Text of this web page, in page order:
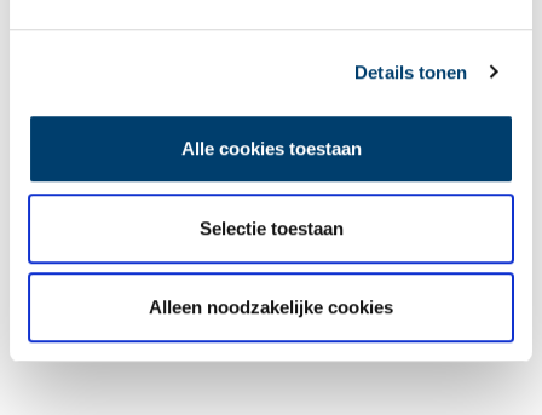
Details tonen
Alle cookies toestaan
Selectie toestaan
Alleen noodzakelijke cookies
Kijk dan ook eens naar het artikel ‘Julien Wolbers: voorvechter
voor afschaffing slavernij kwam uit Heemstede’ van Marc de
Heemstede-Bennebroek) nr. 183 uit 2020.